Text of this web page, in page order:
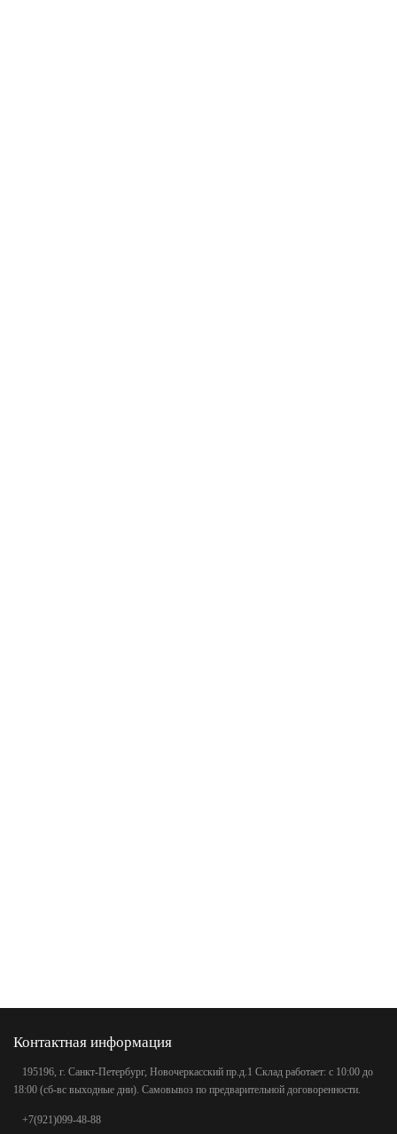
Контактная информация
195196, г. Санкт-Петербург, Новочеркасский пр.д.1 Склад работает: с 10:00 до
18:00 (сб-вс выходные дни). Самовывоз по предварительной договоренности.
+7(921)099-48-88